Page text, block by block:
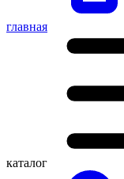
главная
каталог